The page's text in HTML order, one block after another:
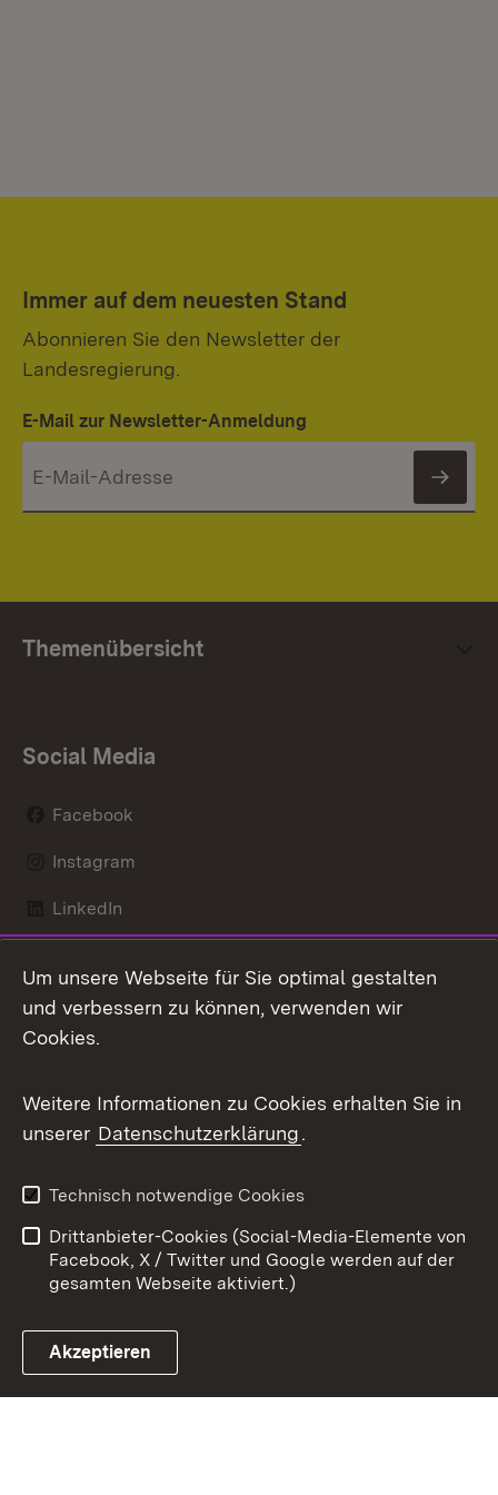
Immer auf dem neuesten Stand
Abonnieren Sie den Newsletter der
Landesregierung.
E-Mail zur Newsletter-Anmeldung
Themenübersicht
Social Media
Facebook
Instagram
LinkedIn
X / Twitter
Youtube
Link zum Landesportal
Kontakt
Datenschutz
Barrierefreiheit
Impressum
Cookies
Um unsere Webseite für Sie optimal gestalten
und verbessern zu können, verwenden wir
Cookies.
Weitere Informationen zu Cookies erhalten Sie in
unserer Datenschutzerklärung.
Technisch notwendige Cookies
Drittanbieter-Cookies (Social-Media-Elemente von
Facebook, X / Twitter und Google werden auf der
gesamten Webseite aktiviert.)
Akzeptieren